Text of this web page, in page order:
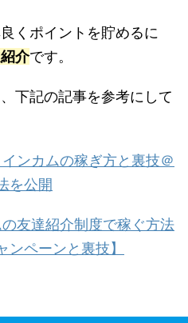
くポイントを貯めるに
介です。
下記の記事を参考にして
ンカムの稼ぎ方と裏技＠
を公開
友達紹介制度で稼ぐ方法
ンペーンと裏技】